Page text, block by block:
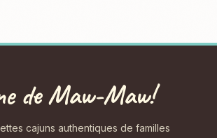
de Maw-Maw!
cajuns authentiques de familles